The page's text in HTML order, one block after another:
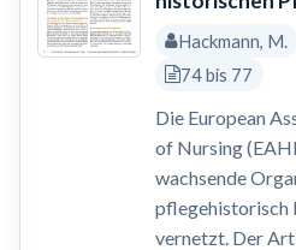
Hackmann, M.
74 bis 77
Die European
of Nursing
wachsende
pflegehistorisch
vernetzt. Der